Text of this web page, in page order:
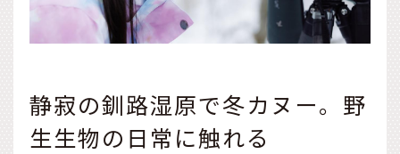
静寂の釧路湿原で冬カヌー。野
生生物の日常に触れる